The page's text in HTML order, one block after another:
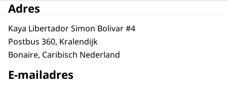
Adres
Kaya Libertador Simon Bolivar #4
Postbus 360, Kralendijk
Bonaire, Caribisch Nederland
E-mailadres